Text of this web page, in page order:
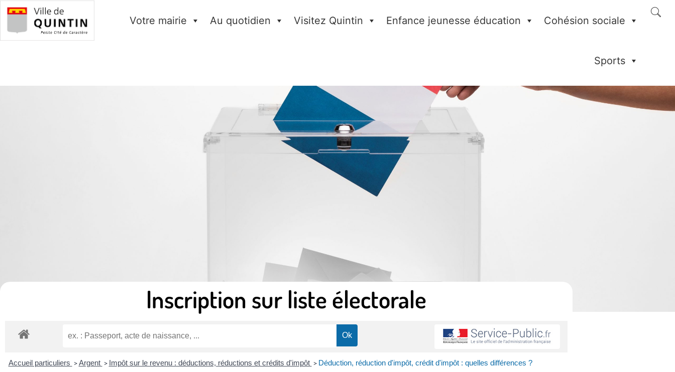
Votre mairie Au quotidien Visitez Quintin Enfance jeunesse éducation Cohésion sociale
Sports
Inscription sur liste électorale
Accueil particuliers > Argent > Impôt sur le revenu : déductions, réductions et crédits d'impôt > Déduction, réduction d'impôt, crédit d'impôt : quelles différences ?